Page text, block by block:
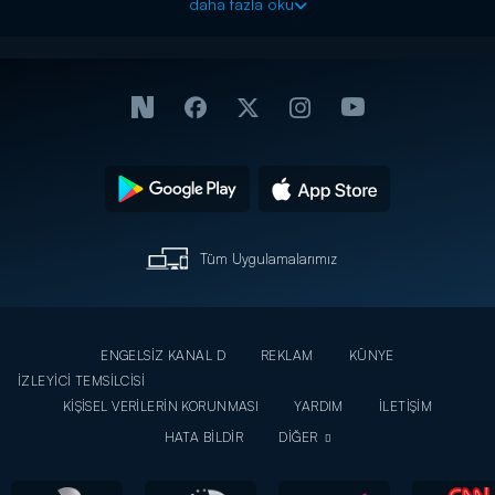
daha fazla oku
Tüm Uygulamalarımız
ENGELSİZ KANAL D REKLAM
KÜNYE
İZLEYİCİ TEMSİLCİSİ
KİŞİSEL VERİLERİN KORUNMASI
YARDIM
İLETİŞİM
HATA BİLDİR
DİĞER